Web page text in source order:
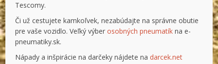
Tescomy.
Či už cestujete kamkoľvek, nezabúdajte na správne obutie
pre vaše vozidlo. Veľký výberosobných pneumatík na e-
pneumatiky.sk.
Nápady a inšpirácie na darčeky nájdete nadarcek.net